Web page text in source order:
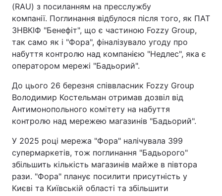
(RAU) з посиланням на пресслужбу
компанії. Поглинання відбулося після того, як ПАТ
ЗНВКІФ "Бенефіт", що є частиною Fozzy Group,
так само як і "Фора", фіналізувало угоду про
набуття контролю над компанією "Недлес", яка є
оператором мережі "Бадьорий".
До цього 26 березня співвласник Fozzy Group
Володимир Костельман отримав дозвіл від
Антимонопольного комітету на набуття
контролю над мережею магазинів "Бадьорий".
У 2025 році мережа "Фора" налічувала 399
супермаркетів, тож поглинання "Бадьорого"
збільшить кількість магазинів майже в півтора
рази. "Фора" планує посилити присутність у
Києві та Київській області та збільшити